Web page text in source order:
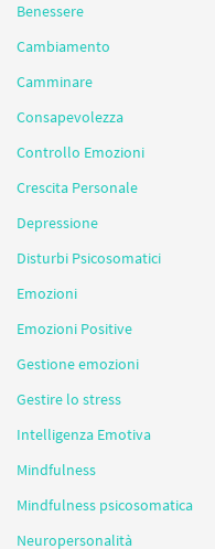
Benessere
Cambiamento
Camminare
Consapevolezza
Controllo Emozioni
Crescita Personale
Depressione
Disturbi Psicosomatici
Emozioni
Emozioni Positive
Gestione emozioni
Gestire lo stress
Intelligenza Emotiva
Mindfulness
Mindfulness psicosomatica
Neuropersonalità